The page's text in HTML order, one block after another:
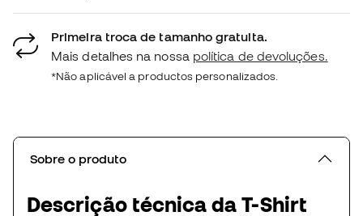
Primeira troca de tamanho gratuita.
Mais detalhes na nossa política de devoluções.
*Não aplicável a productos personalizados.
Sobre o produto
Descrição técnica da T-Shirt